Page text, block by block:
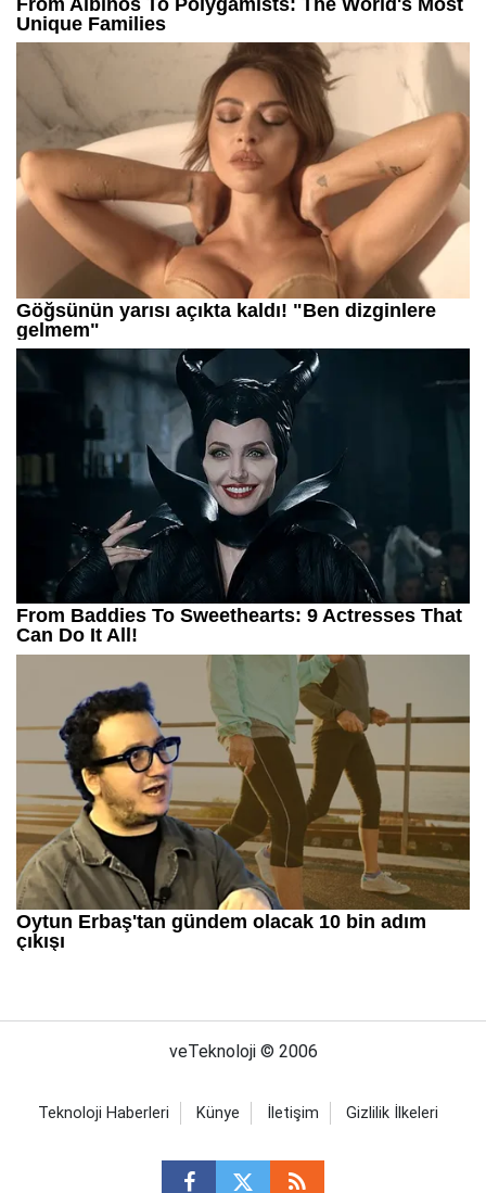
veTeknoloji © 2006
Teknoloji Haberleri Künye İletişim Gizlilik İlkeleri